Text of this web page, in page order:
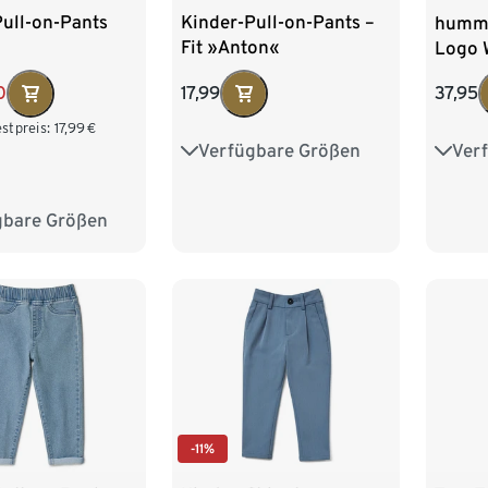
on-Pants
17,99€
Größen
98/104
Kinder-Pull-on-Pants –
Fit »Anton«
17,99
Verfügbare Größen
86/92 98/104
Logo
37,95
110
-11%